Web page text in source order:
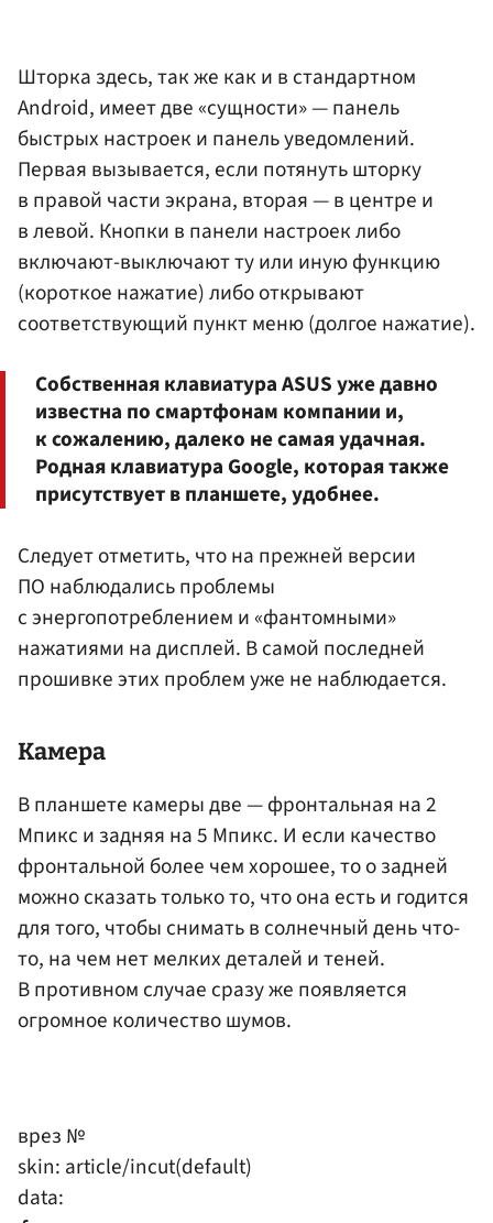
Шторка здесь, так же как и в стандартном
Android, имеет две «сущности» — панель
быстрых настроек и панель уведомлений.
Первая вызывается, если потянуть шторку
в правой части экрана, вторая — в центре и
в левой. Кнопки в панели настроек либо
включают-выключают ту или иную функцию
(короткое нажатие) либо открывают
соответствующий пункт меню (долгое нажатие).
Собственная клавиатура ASUS уже давно
известна по смартфонам компании и,
к сожалению, далеко не самая удачная.
Родная клавиатура Google, которая также
присутствует в планшете, удобнее.
Следует отметить, что на прежней версии
ПО наблюдались проблемы
с энергопотреблением и «фантомными»
нажатиями на дисплей. В самой последней
прошивке этих проблем уже не наблюдается.
Камера
В планшете камеры две — фронтальная на 2
Мпикс и задняя на 5 Мпикс. И если качество
фронтальной более чем хорошее, то о задней
можно сказать только то, что она есть и годится
для того, чтобы снимать в солнечный день что-
то, на чем нет мелких деталей и теней.
В противном случае сразу же появляется
огромное количество шумов.
врез №
skin: article/incut(default)
data: